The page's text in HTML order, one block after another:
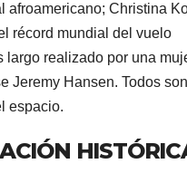
afroamericano; Christina
récord mundial del vuelo
largo realizado por una
Jeremy Hansen. Todos son
espacio.